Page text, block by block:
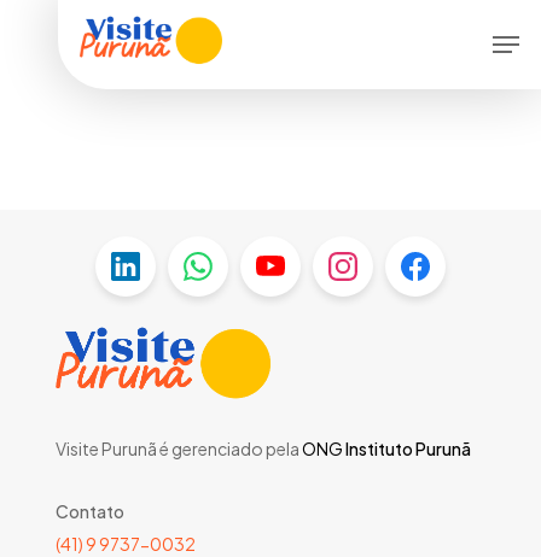
Visite Purunã é gerenciado pelaONGInstituto Purunã
Contato
(41) 9 9737-0032